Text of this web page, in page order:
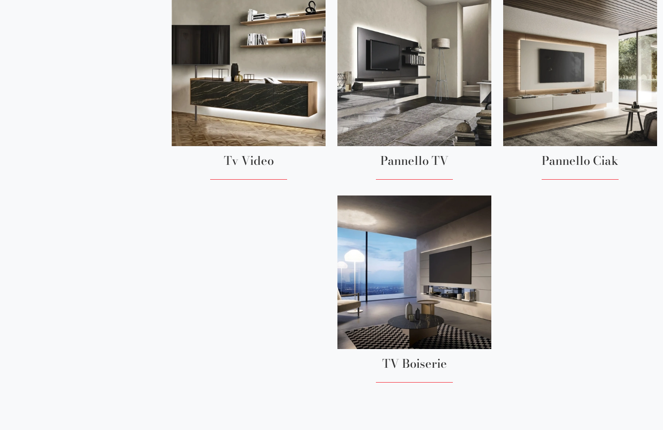
Tv Video Pannello TV Pannello Ciak
TV Boiserie